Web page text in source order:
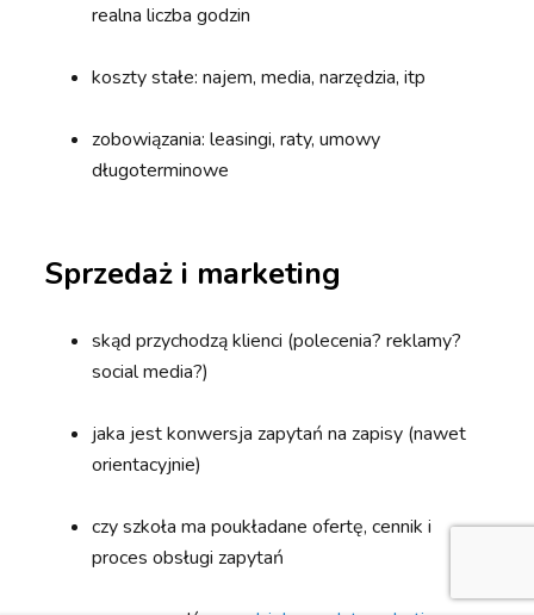
realna liczba godzin
koszty stałe: najem, media, narzędzia, itp
zobowiązania: leasingi, raty, umowy
długoterminowe
Sprzedaż i marketing
skąd przychodzą klienci (polecenia? reklamy?
social media?)
jaka jest konwersja zapytań na zapisy (nawet
orientacyjnie)
czy szkoła ma poukładane ofertę, cennik i
proces obsługi zapytań